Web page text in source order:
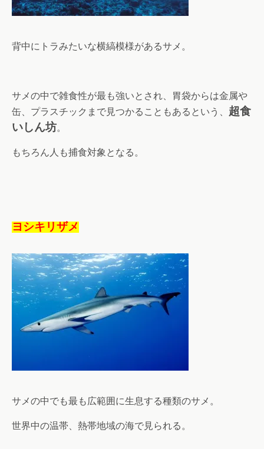
背中にトラみたいな横縞模様があるサメ。
サメの中で雑食性が最も強いとされ、胃袋からは金属や
缶、プラスチックまで見つかることもあるという、 超食
いしん坊。
もちろん人も捕食対象となる。
ヨシキリザメ
サメの中でも最も広範囲に生息する種類のサメ。
世界中の温帯、熱帯地域の海で見られる。